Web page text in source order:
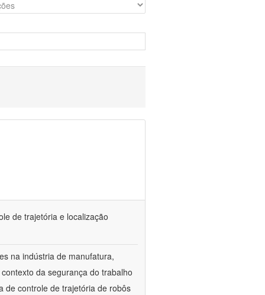
de trajetória e localização
na indústria de manufatura,
da segurança do trabalho
de controle de trajetória de robôs